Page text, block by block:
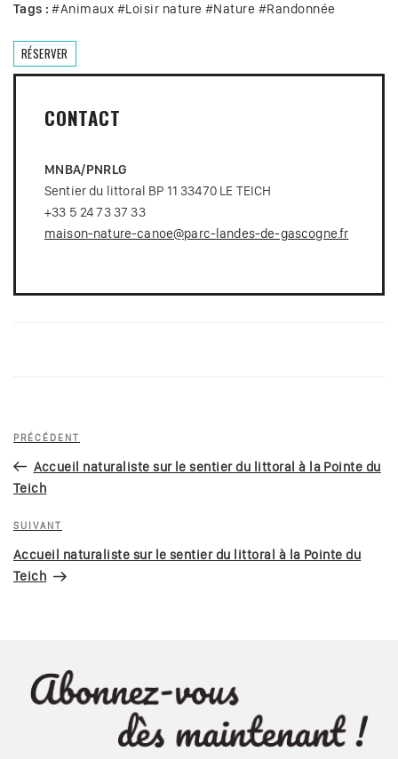
Tags : #Animaux #Loisir nature #Nature #Randonnée
RÉSERVER
CONTACT
MNBA/PNRLG
Sentier du littoral BP 11 33470 LE TEICH
+33 5 24 73 37 33
maison-nature-canoe@parc-landes-de-gascogne.fr
Navigation
l’article
Article
précédent
PRÉCÉDENT
Accueil naturaliste sur le sentier du littoral à la Pointe du
Teich
Article
suivant
SUIVANT
Accueil naturaliste sur le sentier du littoral à la Pointe du
Teich